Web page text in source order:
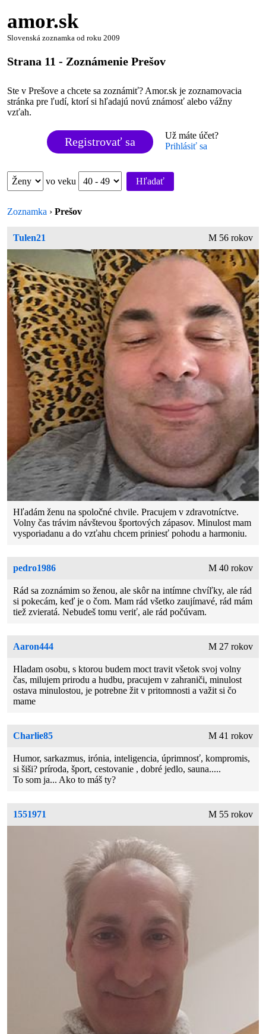
amor.sk
Slovenská zoznamka od roku 2009
Strana 11 - Zoznámenie Prešov
Ste v Prešove a chcete sa zoznámiť? Amor.sk je zoznamovacia
stránka pre ľudí, ktorí si hľadajú novú známosť alebo vážny
vzťah.
Registrovať sa
Už máte účet?
Prihlásiť sa
vo veku Hľadať
Zoznamka ›Prešov
Tulen21 M 56 rokov
Hľadám ženu na spoločné chvile. Pracujem v zdravotníctve.
Volny čas trávim návštevou športových zápasov. Minulost mam
vysporiadanu a do vzťahu chcem priniesť pohodu a harmoniu.
pedro1986 M 40 rokov
Rád sa zoznámim so ženou, ale skôr na intímne chvíľky, ale rád
si pokecám, keď je o čom. Mam rád všetko zaujímavé, rád mám
tiež zvieratá. Nebudeš tomu veriť, ale rád počúvam.
Aaron444 M 27 rokov
Hladam osobu, s ktorou budem moct travit všetok svoj volny
čas, milujem prirodu a hudbu, pracujem v zahraniči, minulost
ostava minulostou, je potrebne žit v pritomnosti a važit si čo
mame
Charlie85 M 41 rokov
Humor, sarkazmus, irónia, inteligencia, úprimnosť, kompromis,
si šiši? príroda, šport, cestovanie , dobré jedlo, sauna.....
To som ja... Ako to máš ty?
1551971 M 55 rokov